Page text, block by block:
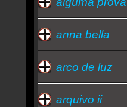
anna bella
arco de luz
arquivo ii